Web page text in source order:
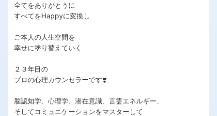
全てをありがとうに
すべてをHappyに変換し
ご本人の人生空間を
幸せに塗り替えていく
２３年目の
プロの心理カウンセラーです❣️
脳認知学、心理学、潜在意識、言霊エネルギー、
そしてコミュニケーションをマスターして